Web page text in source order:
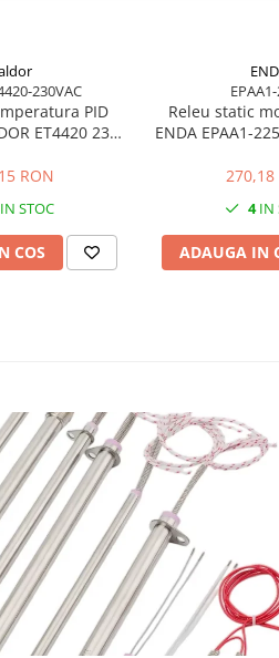
aer
230VAC
PID
230V
RON
IN STOC
COS
Releu static
ENDA EPAA1-
270,18
4IN
ADAUGA IN